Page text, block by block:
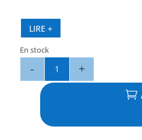
LIRE +
En stock
Hameçons